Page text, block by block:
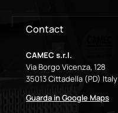
Contact
CAMEC s.r.l.
Via Borgo Vicenza, 128
35013 Cittadella (PD) Italy
Guarda in Google Maps